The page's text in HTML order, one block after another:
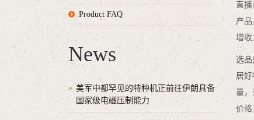
直
产
增收
选品
居
量，
价格
Product FAQ
News
美军中都罕见的特种机正前往伊朗具备
国家级电磁压制能力